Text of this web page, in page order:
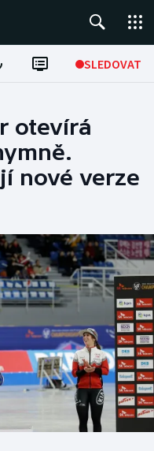
SLEDOVAT
otevírá
nové verze